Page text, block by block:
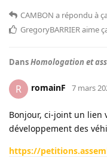
CAMBON a répondu à
GregoryBARRIERaime
DansHomologation et
R romainF 7 mars
Bonjour, ci-joint un lien
développement des
https://